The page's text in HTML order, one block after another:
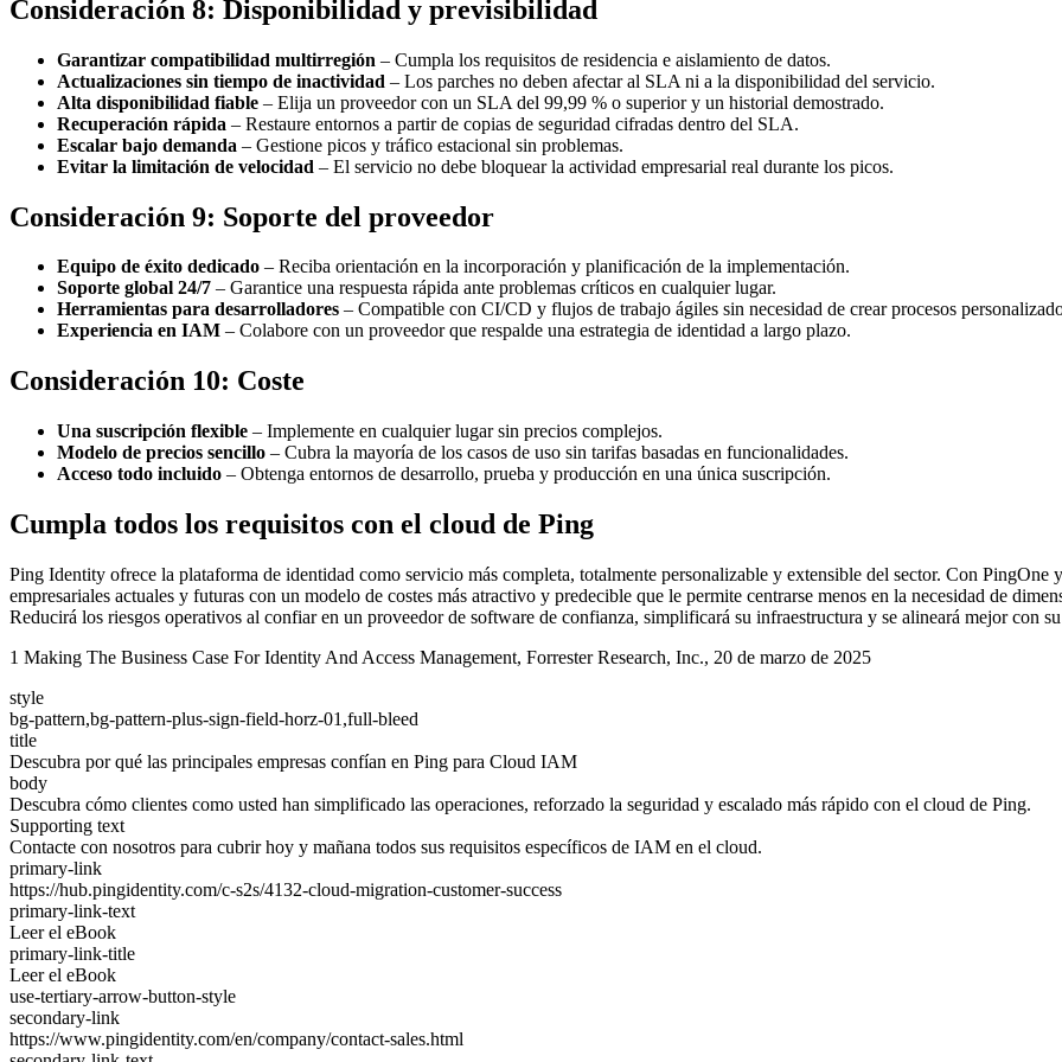
Consideración 8: Disponibilidad y previsibilidad
Garantizar compatibilidad multirregión – Cumpla los requisitos de residencia e aislamiento de datos.
Actualizaciones sin tiempo de inactividad – Los parches no deben afectar al SLA ni a la disponibilidad del servicio.
Alta disponibilidad fiable – Elija un proveedor con un SLA del 99,99 % o superior y un historial demostrado.
Recuperación rápida – Restaure entornos a partir de copias de seguridad cifradas dentro del SLA.
Escalar bajo demanda – Gestione picos y tráfico estacional sin problemas.
Evitar la limitación de velocidad – El servicio no debe bloquear la actividad empresarial real durante los picos.
Consideración 9: Soporte del proveedor
Equipo de éxito dedicado – Reciba orientación en la incorporación y planificación de la implementación.
Soporte global 24/7 – Garantice una respuesta rápida ante problemas críticos en cualquier lugar.
Herramientas para desarrolladores – Compatible con CI/CD y flujos de trabajo ágiles sin necesidad de crear procesos
Experiencia en IAM – Colabore con un proveedor que respalde una estrategia de identidad a largo plazo.
Consideración 10: Coste
Una suscripción flexible – Implemente en cualquier lugar sin precios complejos.
Modelo de precios sencillo – Cubra la mayoría de los casos de uso sin tarifas basadas en funcionalidades.
Acceso todo incluido – Obtenga entornos de desarrollo, prueba y producción en una única suscripción.
Cumpla todos los requisitos con el cloud de Ping
Ping Identity ofrece la plataforma de identidad como servicio más completa, totalmente personalizable y extensible del sector. Con
empresariales actuales y futuras con un modelo de costes más atractivo y predecible que le permite centrarse menos en la necesidad de
Reducirá los riesgos operativos al confiar en un proveedor de software de confianza, simplificará su infraestructura y se alineará mejor con
1 Making The Business Case For Identity And Access Management, Forrester Research, Inc., 20 de marzo de 2025
style
bg-pattern,bg-pattern-plus-sign-field-horz-01,full-bleed
title
Descubra por qué las principales empresas confían en Ping para Cloud IAM
body
Descubra cómo clientes como usted han simplificado las operaciones, reforzado la seguridad y escalado más rápido con el cloud de Ping.
Supporting text
Contacte con nosotros para cubrir hoy y mañana todos sus requisitos específicos de IAM en el cloud.
primary-link
https://hub.pingidentity.com/c-s2s/4132-cloud-migration-customer-success
primary-link-text
Leer el eBook
primary-link-title
Leer el eBook
use-tertiary-arrow-button-style
secondary-link
https://www.pingidentity.com/en/company/contact-sales.html